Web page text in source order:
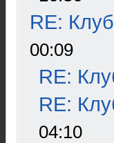
RE:
00:09
RE:
RE:
04:10